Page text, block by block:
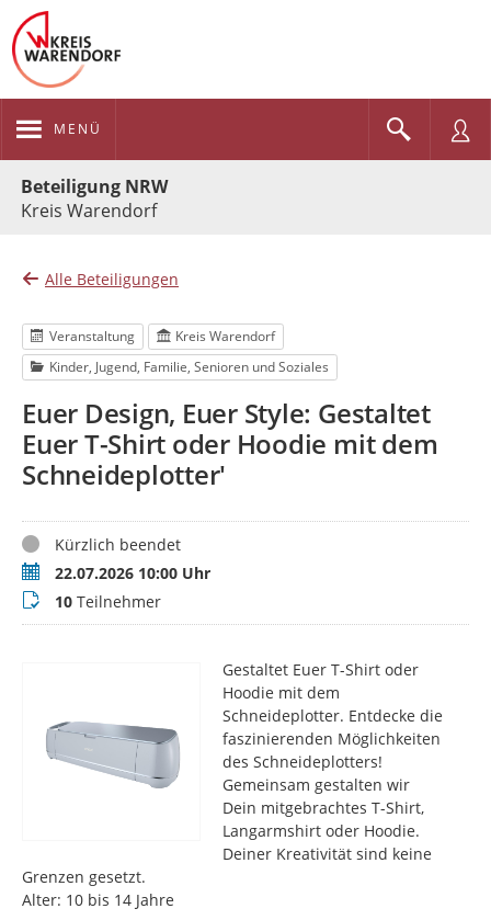
MENÜ
Beteiligung NRW
Kreis Warendorf
Alle Beteiligungen
Veranstaltung
Kreis Warendorf
Kinder, Jugend, Familie, Senioren und Soziales
Euer Design, Euer Style: Gestaltet
Euer T-Shirt oder Hoodie mit dem
Schneideplotter'
StatusKürzlich beendet
Termin22.07.2026 10:00 Uhr
Teilnehmer
10 Teilnehmer
Gestaltet Euer T-Shirt oder
Hoodie mit dem
Schneideplotter. Entdecke die
faszinierenden Möglichkeiten
des Schneideplotters!
Gemeinsam gestalten wir
Dein mitgebrachtes T-Shirt,
Langarmshirt oder Hoodie.
Deiner Kreativität sind keine
Grenzen gesetzt.
Alter: 10 bis 14 Jahre